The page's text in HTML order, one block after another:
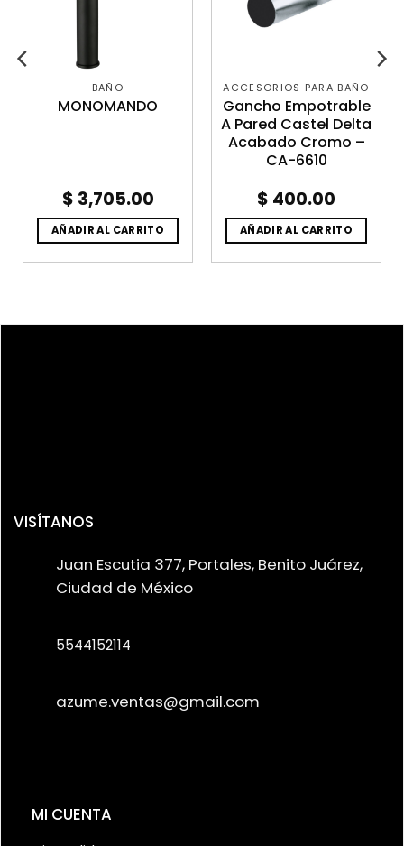
BAÑO
MONOMANDO
$ 3,705.00
AÑADIR AL CARRITO
ACCESORIOS PARA BAÑO
Gancho Empotrable
A Pared Castel Delta
Acabado Cromo –
CA-6610
$ 400.00
AÑADIR AL CARRITO
VISÍTANOS
Juan Escutia 377, Portales, Benito Juárez,
Ciudad de México
5544152114
azume.ventas@gmail.com
MI CUENTA